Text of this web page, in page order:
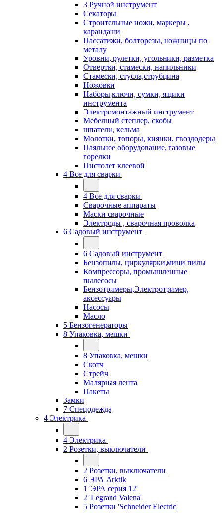
3 Ручной инструмент
Cекаторы
Строительные ножи, маркеры ,
карандаши
Пассатижи, болторезы, ножницы по
металу
Уровни, рулетки, угольники, разметка
Отвертки, стамески, напильники
Стамески, стусла,струбцина
Ножовки
Наборы,ключи, сумки, ящики
инструмента
Электромонтажный инструмент
Мебелный степлер, скобы
шпатели, кельма
Молотки, топоры, киянки, гвоздодеры
Паяльное оборудование, газовые
горелки
Пистолет клеевой
4 Все для сварки
4 Все для сварки
Сварочные аппараты
Маски сварочные
Электроды , сварочная проволка
6 Садовый инструмент
6 Садовый инструмент
Бензопилы, циркулярки,мини пилы
Компрессоры, промышленные
пылесосы
Бензотримеры,Электротример,
аксессуары
Насосы
Масло
5 Бензогенераторы
8 Упаковка, мешки
8 Упаковка, мешки
Скотч
Стрейч
Малярная лента
Пакеты
Замки
7 Спецодежда
4 Электрика
4 Электрика
2 Розетки, выключатели
2 Розетки, выключатели
6 ЭРА Arktik
1 'ЭРА серия 12'
2 'Legrand Valena'
5 Розетки 'Schneider Electric'